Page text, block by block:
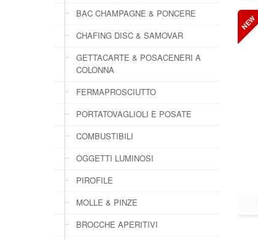
BAC CHAMPAGNE & PONCERE
CHAFING DISC & SAMOVAR
GETTACARTE & POSACENERI A
COLONNA
FERMAPROSCIUTTO
PORTATOVAGLIOLI E POSATE
COMBUSTIBILI
OGGETTI LUMINOSI
PIROFILE
MOLLE & PINZE
BROCCHE APERITIVI